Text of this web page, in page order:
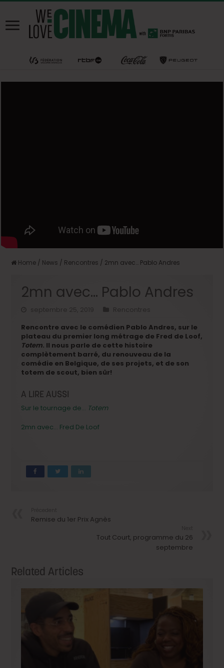
Home / News / Rencontres / 2mn avec… Pablo Andres
2mn avec… Pablo Andres
septembre 25, 2019
Rencontres
Rencontre avec le comédien Pablo Andres, sur le
plateau du premier long métrage de Fred de Loof,
Totem. Il nous parle de cette histoire
complètement barré, du renouveau de la
comédie en Belgique, de ses projets, et de son
totem de scout, bien sûr!
A LIRE AUSSI
Sur le tournage de… Totem
2mn avec… Fred De Loof
Remise du 1er Prix Agnès
Tout Court, programme du 26
septembre
Related Articles